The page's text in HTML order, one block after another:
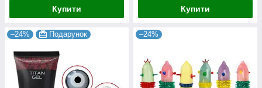
Купити Купити
–24% Подарунок –24%